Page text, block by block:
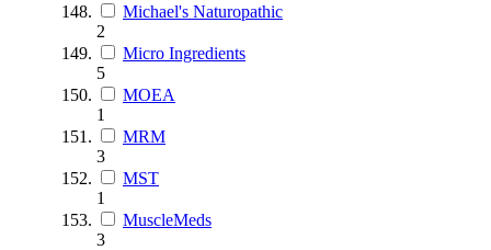
Michael's Naturopathic
2
Micro Ingredients
5
MOEA
1
MRM
3
MST
1
MuscleMeds
3